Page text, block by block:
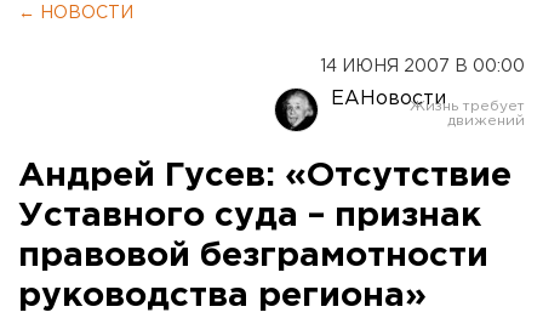
← НОВОСТИ
14 ИЮНЯ 2007 В 00:00
ЕАНовости
Андрей Гусев: «Отсутствие
Уставного суда – признак
правовой безграмотности
руководства региона»